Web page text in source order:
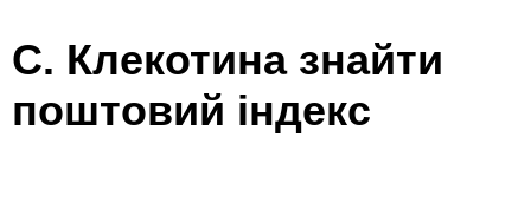
с. Клекотина знайти
поштовий індекс